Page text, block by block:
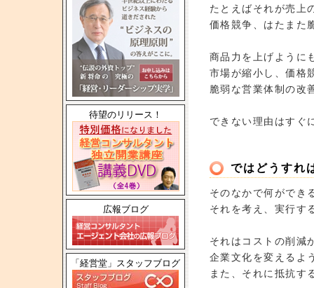
待望のリリース！
広報ブログ
「経営堂」スタッフブログ
たとえばそれが売上
価格競争、はたまた
商品力を上げように
市場が縮小し、価格
脆弱な営業体制の改
できない理由はすぐ
ではどうすれ
そのなかで何ができ
それを考え、実行す
それはコストの削減
企業文化を変えるよ
また、それに抵抗す